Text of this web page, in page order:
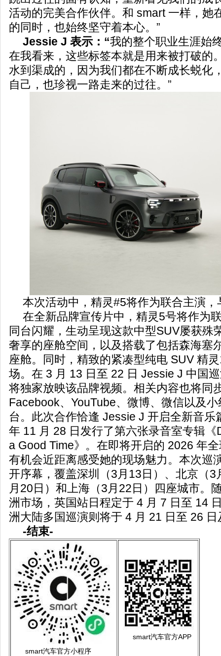
活动的完美合作伙伴。和 smart 一样，她
的同时，也始终坚守着本心。”
Jessie J 表示：“我的整个职业生涯始
在我看来，这些标签本就是用来被打破的
水到渠成的，因为我们都在不断成长蜕化
自己，也珍视一路走来的过往。”
本次活动中，精灵#5将作为联合主演
在全新品牌宣传片中，精灵5号将作为
同台闪耀，生动呈现这款中型SUV屡获殊
奢享的座舱空间，以及搭载了包括森海塞
座舱。同时，精致的紧凑型纯电 SUV 精
场。在 3 月 13 日至 22 日 Jessie J 中国
将独家放映该品牌视频。相关内容也将同
Facebook、YouTube、微博、微信以及
台。此次合作恰逢 Jessie J 开启全新音乐
年 11 月 28 日发行了第六张录音室专辑《
a Good Time》。在即将开启的 2026 年
有机会近距离感受她的现场魅力。本次巡
开序幕，覆盖深圳（3月13日）、北京（3
月20日）和上海（3月22日）四座城市。
洲市场，英国站日程定于 4 月 7 日至 14
洲大陆多国巡演则将于 4 月 21 日至 26
-结束-
smart汽车官方小程序
smart汽车官方APP